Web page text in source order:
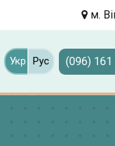
м.
Укр Рус (096) 161